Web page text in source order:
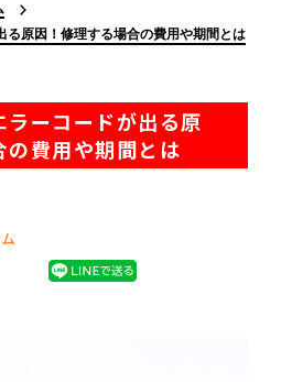
る原因！修理する場合の費用や期間とは
ーコードが出る原
費用や期間とは